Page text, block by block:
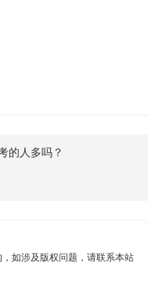
的人多吗？
如涉及版权问题，请联系本站